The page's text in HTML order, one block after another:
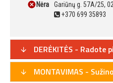
Nėra
Gariūnų g. 57A/25,
+370 699 35893
DERĖKITĖS - Radote
MONTAVIMAS -